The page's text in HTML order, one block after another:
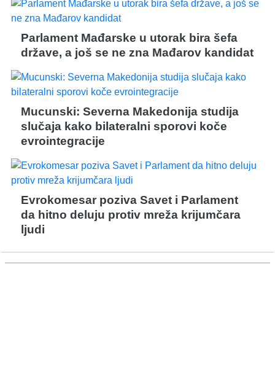
Parlament Mađarske u utorak bira šefa
države, a još se ne zna Mađarov kandidat
Mucunski: Severna Makedonija studija
slučaja kako bilateralni sporovi koče
evrointegracije
Evrokomesar poziva Savet i Parlament
da hitno deluju protiv mreža krijumčara
ljudi